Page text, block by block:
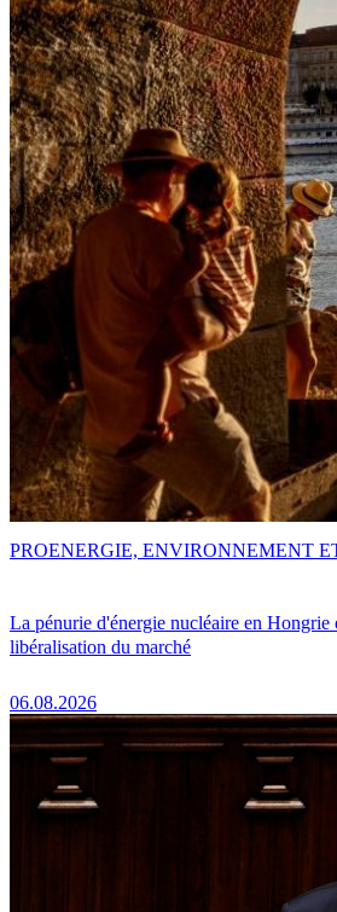
La pénurie d'énergie nucléaire en Hongrie
libéralisation du marché
06.08.2026
PROENERGIE, ENVIRONNEMENT